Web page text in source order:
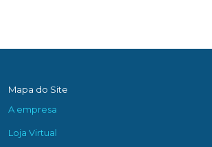
Mapa do Site
A empresa
Loja Virtual